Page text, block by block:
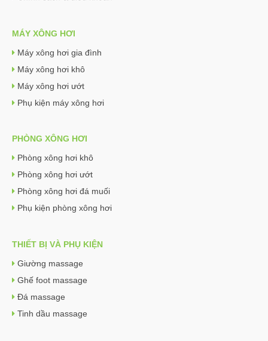
MÁY XÔNG HƠI
Máy xông hơi gia đình
Máy xông hơi khô
Máy xông hơi ướt
Phụ kiện máy xông hơi
PHÒNG XÔNG HƠI
Phòng xông hơi khô
Phòng xông hơi ướt
Phòng xông hơi đá muối
Phụ kiện phòng xông hơi
THIẾT BỊ VÀ PHỤ KIỆN
Giường massage
Ghế foot massage
Đá massage
Tinh dầu massage